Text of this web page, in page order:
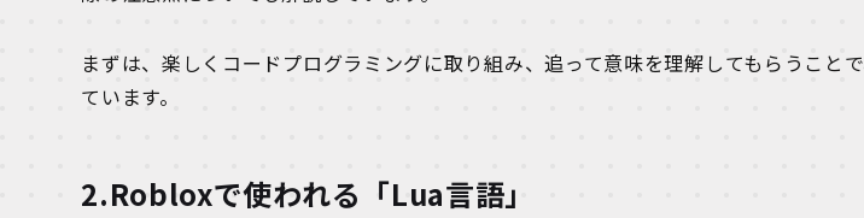
まずは、楽しくコードプログラミングに取り組み、追って意味を理解してもらうこと
ています。
2.Robloxで使われる「Lua言語」